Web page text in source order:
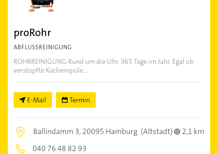
proRohr
ABFLUSSREINIGUNG
ROHRREINIGUNG Rund um die Uhr. 365 Tage im Jahr. Egal ob
verstopfte Küchenspüle...
E-Mail Termin
Ballindamm 3,20095 Hamburg (Altstadt)
2,1 km
040 76 48 82 93